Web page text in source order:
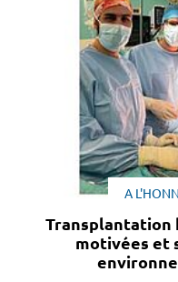
A
Transplantation
motivées et